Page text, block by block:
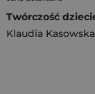
Klaudia Kasowska